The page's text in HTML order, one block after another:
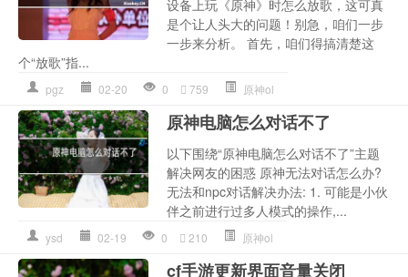
设备上玩《原神》时怎么放歌，这可真
是个让人头大的问题！别急，咱们一步
一步来分析。 首先，咱们得搞清楚这
个“放歌”指...
pgz 02-20 0 759 原神ol
原神电脑怎么对话不了
以下围绕“原神电脑怎么对话不了”主题
解决网友的困惑 原神无法对话怎么办?
无法和npc对话解决办法: 1. 可能是小伙
伴之前进行过多人模式的操作,...
ysd 02-19 0 210 原神ol
cf手游更新界面音量关闭